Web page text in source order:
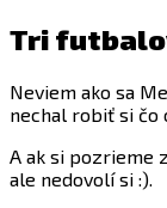
Tri
Neviem ako sa
nechal robiť si čo
A ak si pozrieme
ale nedovolí si :).